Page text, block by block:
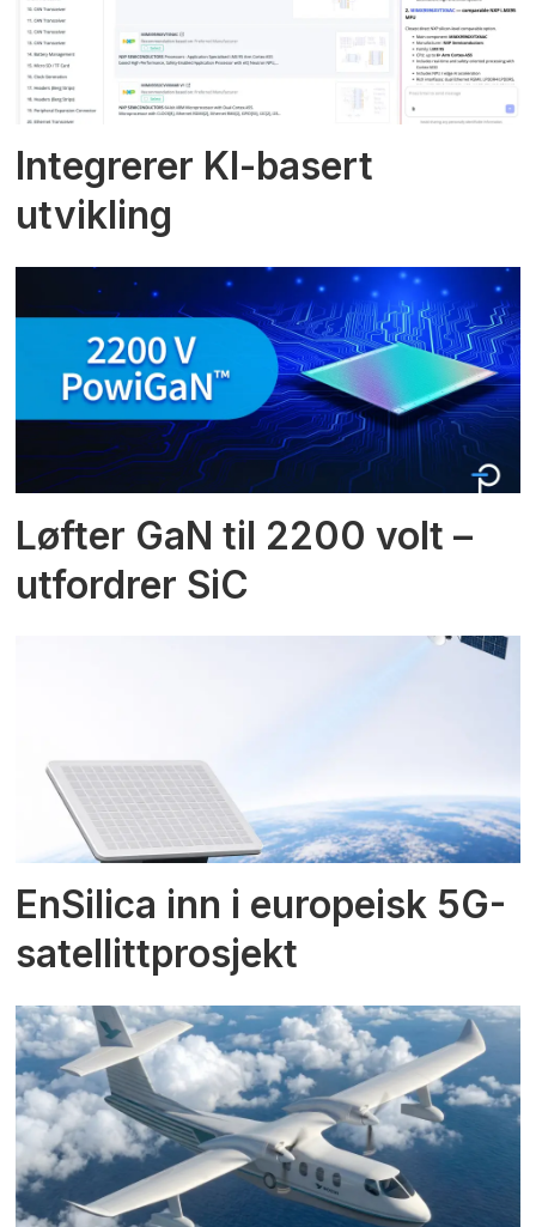
Integrerer KI-basert
utvikling
Løfter GaN til 2200 volt –
utfordrer SiC
EnSilica inn i europeisk 5G-
satellittprosjekt